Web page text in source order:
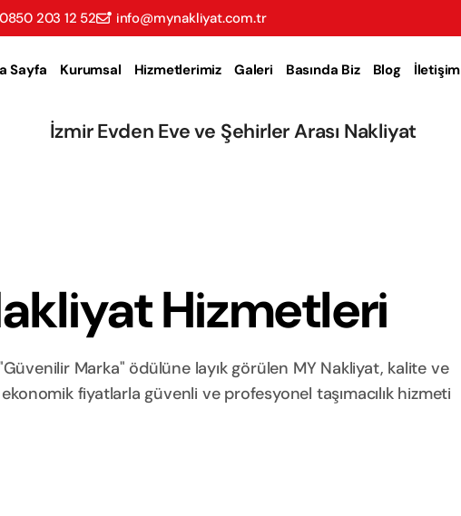
0850 203 12 52 info@mynakliyat.com.tr
Sayfa Kurumsal Hizmetlerimiz Galeri Basında Biz Blog İletişim
İzmir Evden Eve ve Şehirler Arası Nakliyat
Hizmetleri
Marka" ödülüne layık görülen MY Nakliyat, kalite ve
fiyatlarla güvenli ve profesyonel taşımacılık hizmeti